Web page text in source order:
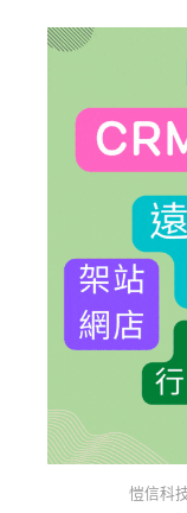
愷信科